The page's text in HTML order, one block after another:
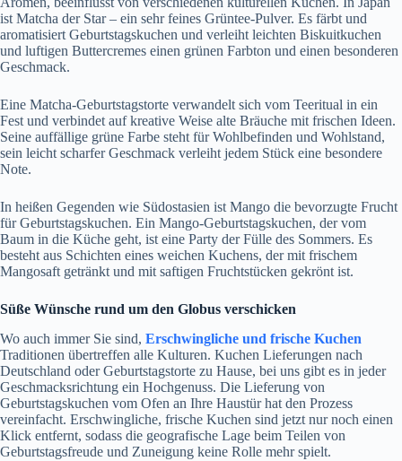
ist Matcha der Star – ein sehr feines Grüntee-Pulver. Es färbt und
aromatisiert Geburtstagskuchen und verleiht leichten Biskuitkuchen
und luftigen Buttercremes einen grünen Farbton und einen besonderen
Geschmack.
Eine Matcha-Geburtstagstorte verwandelt sich vom Teeritual in ein
Fest und verbindet auf kreative Weise alte Bräuche mit frischen Ideen.
Seine auffällige grüne Farbe steht für Wohlbefinden und Wohlstand,
sein leicht scharfer Geschmack verleiht jedem Stück eine besondere
Note.
In heißen Gegenden wie Südostasien ist Mango die bevorzugte Frucht
für Geburtstagskuchen. Ein Mango-Geburtstagskuchen, der vom
Baum in die Küche geht, ist eine Party der Fülle des Sommers. Es
besteht aus Schichten eines weichen Kuchens, der mit frischem
Mangosaft getränkt und mit saftigen Fruchtstücken gekrönt ist.
Süße Wünsche rund um den Globus verschicken
Wo auch immer Sie sind, Erschwingliche und frische Kuchen
Traditionen übertreffen alle Kulturen. Kuchen Lieferungen nach
Deutschland oder Geburtstagstorte zu Hause, bei uns gibt es in jeder
Geschmacksrichtung ein Hochgenuss. Die Lieferung von
Geburtstagskuchen vom Ofen an Ihre Haustür hat den Prozess
vereinfacht. Erschwingliche, frische Kuchen sind jetzt nur noch einen
Klick entfernt, sodass die geografische Lage beim Teilen von
Geburtstagsfreude und Zuneigung keine Rolle mehr spielt.